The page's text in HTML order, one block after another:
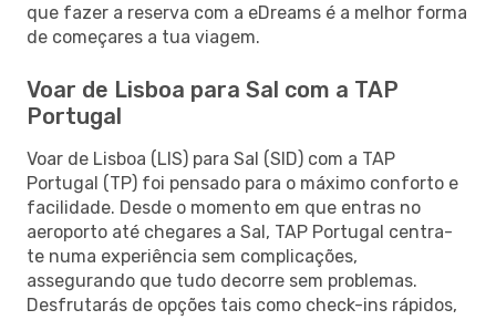
que fazer a reserva com a eDreams é a melhor forma
de começares a tua viagem.
Voar de Lisboa para Sal com a TAP
Portugal
Voar de Lisboa (LIS) para Sal (SID) com a TAP
Portugal (TP) foi pensado para o máximo conforto e
facilidade. Desde o momento em que entras no
aeroporto até chegares a Sal, TAP Portugal centra-
te numa experiência sem complicações,
assegurando que tudo decorre sem problemas.
Desfrutarás de opções tais como check-ins rápidos,